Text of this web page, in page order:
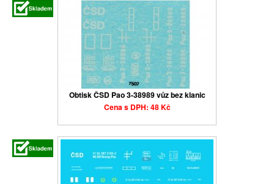
Obtisk ČSD Pao 3-38989 vůz bez klanic
Cena s DPH: 48 Kč